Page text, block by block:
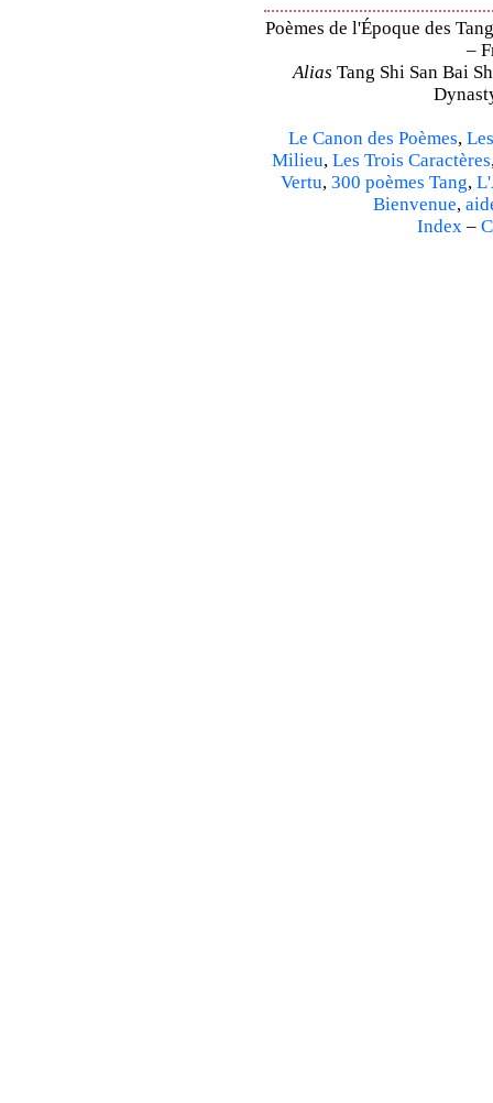
Poèmes de l'Époque des
–
Alias Tang Shi San Bai
Le Canon des Poèmes,
Milieu, Les Trois Caractères
Vertu, 300 poèmes Tang,
Bienvenue,
Index–